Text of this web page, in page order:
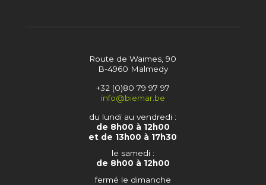
Route de Waimes, 90
B-4960 Malmedy
+32 (0)80 79 97 97
info@biemar.be
du lundi au vendredi :
de 8h00 à 12h00
et de 13h00 à 17h30
le samedi :
de 8h00 à 12h00
fermé le dimanche